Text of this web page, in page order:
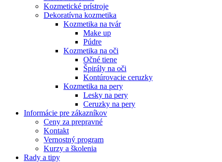
Kozmetické prístroje
Dekoratívna kozmetika
Kozmetika na tvár
Make up
Púdre
Kozmetika na oči
Očné tiene
Špirály na oči
Kontúrovacie ceruzky
Kozmetika na pery
Lesky na pery
Ceruzky na pery
Informácie pre zákazníkov
Ceny za prepravné
Kontakt
Vernostný program
Kurzy a školenia
Rady a tipy